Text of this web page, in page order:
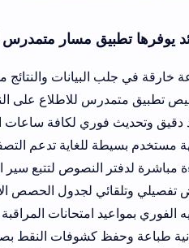
متمدرس للاندرويد مجانا
والنتائج من الخوادم
للاطلاع على النقط والنتائج
لكافة ساعات الغياب المبرر
للغاية تدعم التصفح السلس
لتتبع سير الدروس والمواد
الحصص الأسبوعي والتعديلات
امتحانات المراقبة المستمرة
كشوفات النقط بصيغة ملفات